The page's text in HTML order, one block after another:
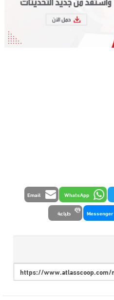
WhatsApp
Email
Messenger طباعة